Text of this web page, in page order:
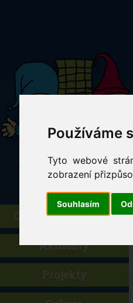
Používáme
Tyto webové
zobrazení
Souhlasím
O dětském domově
Aktuality
Projekty